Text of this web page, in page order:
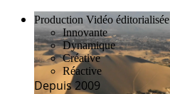
Production Vidéo éditorialisée
Innovante
Dynamique
Créative
Réactive
Depuis 2009